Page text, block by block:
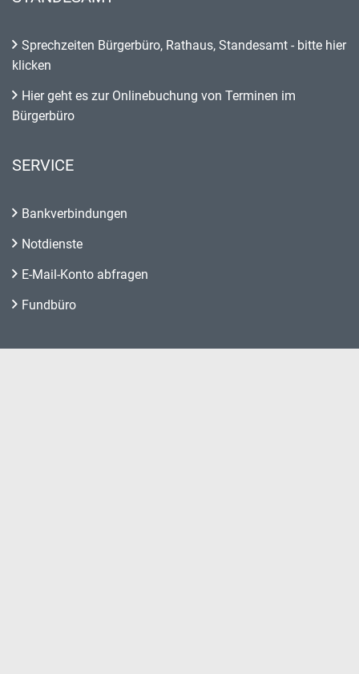
Sprechzeiten Bürgerbüro, Rathaus, Standesamt - bitte hier
klicken
Hier geht es zur Onlinebuchung von Terminen im
Bürgerbüro
SERVICE
Bankverbindungen
Notdienste
E-Mail-Konto abfragen
Fundbüro